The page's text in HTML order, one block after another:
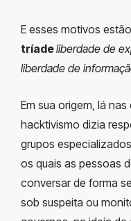
E esses motivos
tríadeliberdade de
liberdade de
Em sua origem, lá
hacktivismo dizia
grupos
os quais as pessoas
conversar de forma
sob suspeita ou